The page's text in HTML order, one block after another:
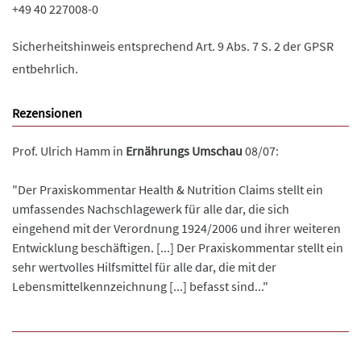
+49 40 227008-0
Sicherheitshinweis entsprechend Art. 9 Abs. 7 S. 2 der GPSR
entbehrlich.
Rezensionen
Prof. Ulrich Hamm in Ernährungs Umschau 08/07:
"Der Praxiskommentar Health & Nutrition Claims stellt ein
umfassendes Nachschlagewerk für alle dar, die sich
eingehend mit der Verordnung 1924/2006 und ihrer weiteren
Entwicklung beschäftigen. [...] Der Praxiskommentar stellt ein
sehr wertvolles Hilfsmittel für alle dar, die mit der
Lebensmittelkennzeichnung [...] befasst sind..."